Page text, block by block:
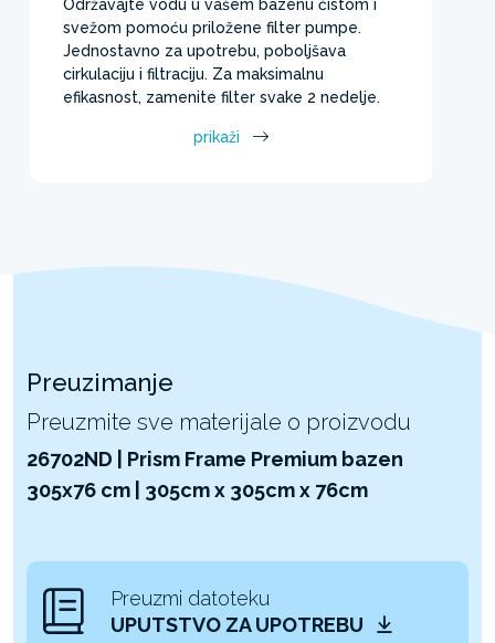
Održavajte vodu u vašem bazenu čistom i
svežom pomoću priložene filter pumpe.
Jednostavno za upotrebu, poboljšava
cirkulaciju i filtraciju. Za maksimalnu
efikasnost, zamenite filter svake 2 nedelje.
prikaži
Preuzimanje
Preuzmite sve materijale o proizvodu
26702ND | Prism Frame Premium bazen
305x76 cm | 305cm x 305cm x 76cm
Preuzmi datoteku
UPUTSTVO ZA UPOTREBU